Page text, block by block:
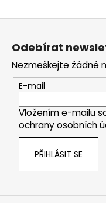
Odebírat
Nezmeškejte žádné
E-mail
Vložením e-mailu
ochrany osobních
PŘIHLÁSIT SE